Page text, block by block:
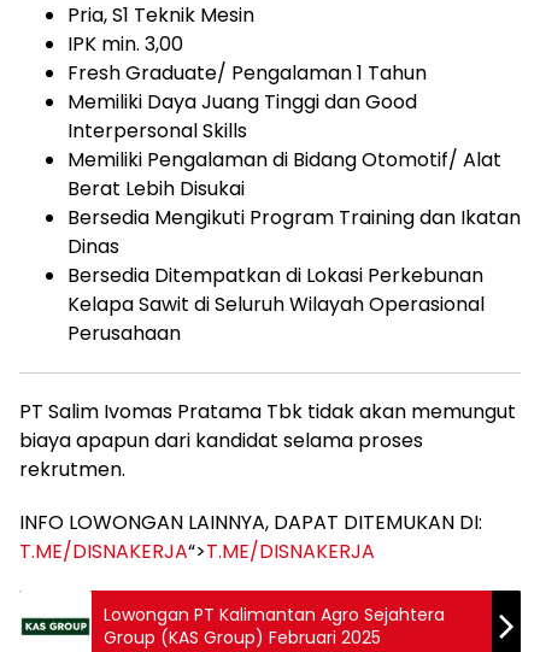
Pria, S1 Teknik Mesin
IPK min. 3,00
Fresh Graduate/ Pengalaman 1 Tahun
Memiliki Daya Juang Tinggi dan Good
Interpersonal Skills
Memiliki Pengalaman di Bidang Otomotif/ Alat
Berat Lebih Disukai
Bersedia Mengikuti Program Training dan Ikatan
Dinas
Bersedia Ditempatkan di Lokasi Perkebunan
Kelapa Sawit di Seluruh Wilayah Operasional
Perusahaan
PT Salim Ivomas Pratama Tbk tidak akan memungut
biaya apapun dari kandidat selama proses
rekrutmen.
INFO LOWONGAN LAINNYA, DAPAT DITEMUKAN DI:
T.ME/DISNAKERJA“>T.ME/DISNAKERJA
Lowongan PT Kalimantan Agro Sejahtera
Group (KAS Group) Februari 2025